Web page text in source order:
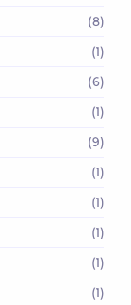
(8)
(1)
(6)
(1)
(9)
(1)
(1)
(1)
(1)
(1)